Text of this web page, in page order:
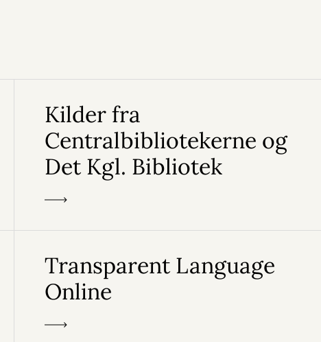
Kilder fra
Centralbibliotekerne og
Det Kgl. Bibliotek
Transparent Language
Online